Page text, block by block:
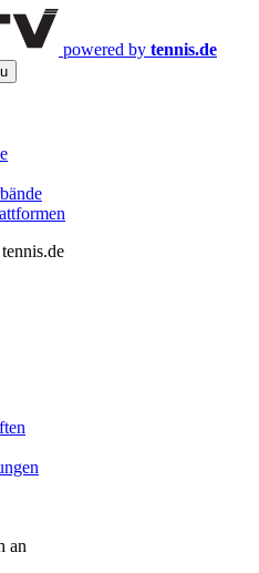
powered by tennis.de
an